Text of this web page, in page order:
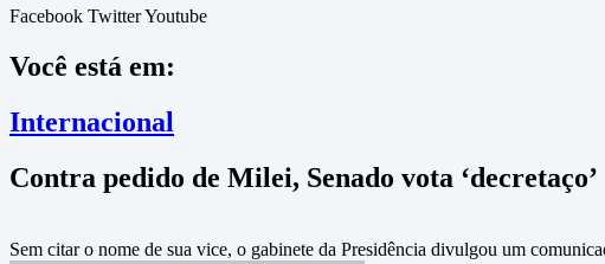
Facebook TwitterYoutube
Você está em:
Internacional
Contra pedido de Milei, Senado vota ‘decretaço’
Sem citar o nome de sua vice, o gabinete da Presidência divulgou um